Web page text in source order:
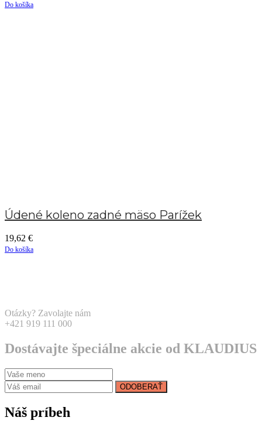
Do košíka
Údené koleno zadné mäso Parížek
19,62 €
Do košíka
Otázky? Zavolajte nám
+421 919 111 000
Dostávajte špeciálne akcie od KLAUDIUS
ODOBERAŤ
Náš príbeh